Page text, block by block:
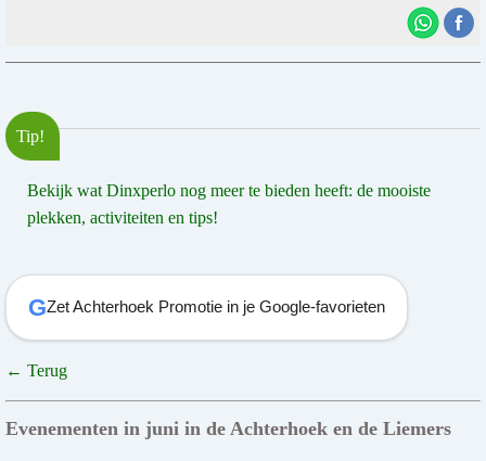
Tip!
Bekijk wat Dinxperlo nog meer te bieden heeft: de mooiste
plekken, activiteiten en tips!
GZet Achterhoek Promotie in je Google-favorieten
← Terug
Evenementen in juni in de Achterhoek en de Liemers